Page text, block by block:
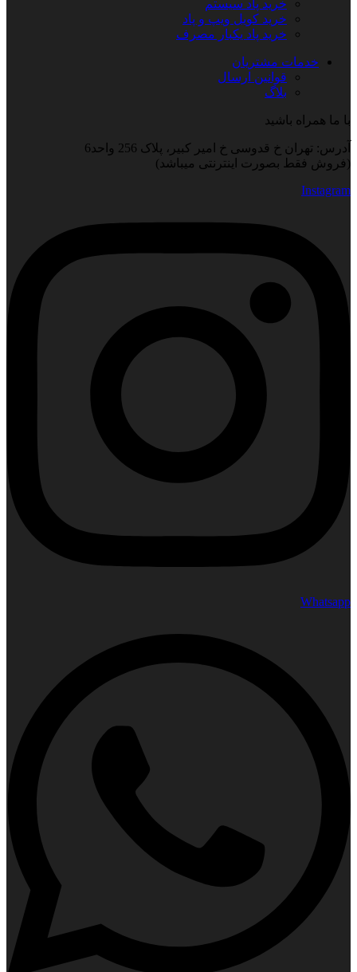
خرید پاد سیستم
خرید کویل ویپ و پاد
خرید پاد یکبار مصرف
خدمات مشتریان
قوانین ارسال
بلاگ
با ما همراه باشید
آدرس: تهران خ قدوسی خ امیر کبیر، پلاک 256 واحد6
(فروش فقط بصورت اینترنتی میباشد)
Instagram
Whatsapp